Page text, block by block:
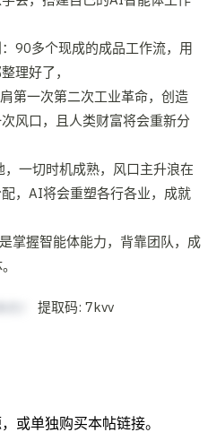
90多个现成的成品工作流，用
理好了，
第一次第二次工业革命，创造
风口，且人类财富将会重新分
一切时机成熟，风口主升浪在
，AI将会重塑各行各业，成就
掌握智能体能力，背靠团队，成
提取码: 7kvv
或单独购买本帖链接。